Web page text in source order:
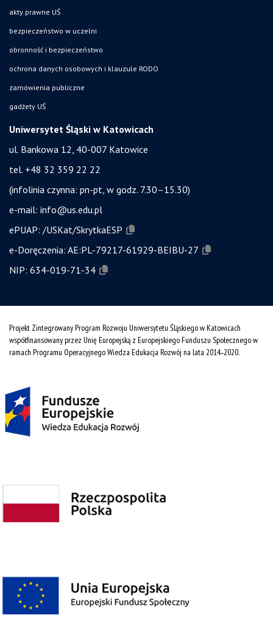
akty prawne UŚ
bezpieczeństwo w uczelni
obronność i bezpieczeństwo
ochrona danych osobowych i klauzule RODO
zamówienia publiczne
gadżety UŚ
Uniwersytet Śląski w Katowicach
ul. Bankowa 12, 40-007 Katowice
tel. +48 32 359 22 22
(infolinia czynna: pn-pt, w godz. 7.30–15.30)
e-mail: info@us.edu.pl
ePUAP: /USKat/SkrytkaESP
e-Doręczenia: AE:PL-79217-61929-BEIBU-27
NIP: 634-019-71-34
Projekt Zintegrowany Program Rozwoju Uniwersytetu Śląskiego w Katowicach
współfinansowany przez Unię Europejską z Europejskiego Funduszu Społecznego w
ramach Programu Operacyjnego Wiedza Edukacja Rozwój na lata 2014˗2020.